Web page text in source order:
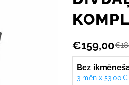
Akcijas
cena
€159,00
Parastā
cena